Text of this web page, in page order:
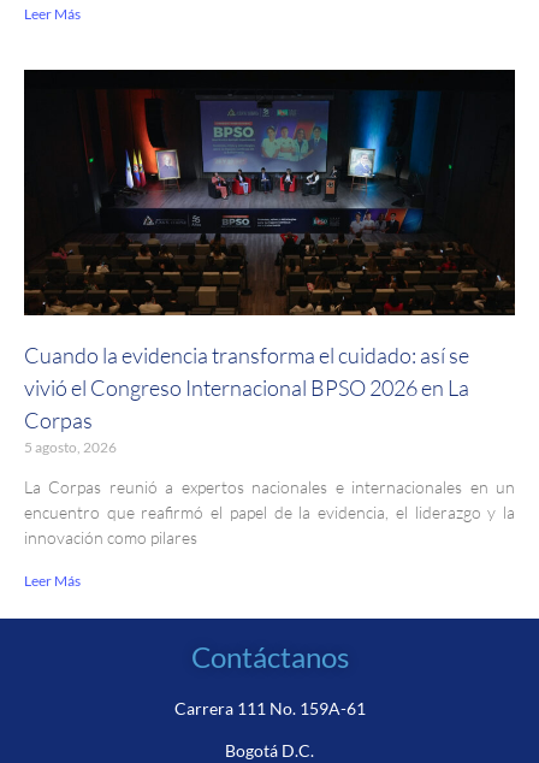
Leer Más
Cuando la evidencia transforma el cuidado: así se
vivió el Congreso Internacional BPSO 2026 en La
Corpas
5 agosto, 2026
La Corpas reunió a expertos nacionales e internacionales en un
encuentro que reafirmó el papel de la evidencia, el liderazgo y la
innovación como pilares
Leer Más
Contáctanos
Carrera 111 No. 159A-61
Bogotá D.C.